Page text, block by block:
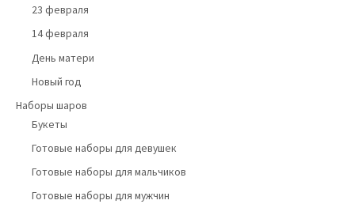
23 февраля
14 февраля
День матери
Новый год
Наборы шаров
Букеты
Готовые наборы для девушек
Готовые наборы для мальчиков
Готовые наборы для мужчин